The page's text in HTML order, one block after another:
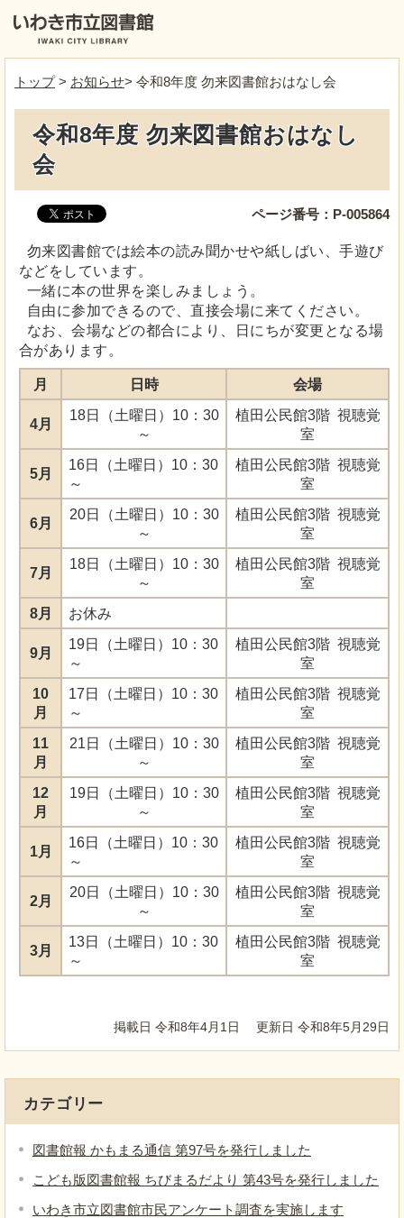
トップ> お知らせ> 令和8年度 勿来図書館おはなし会
令和8年度 勿来図書館おはなし
会
ページ番号：P-005864
勿来図書館では絵本の読み聞かせや紙しばい、手遊び
などをしています。
一緒に本の世界を楽しみましょう。
自由に参加できるので、直接会場に来てください。
なお、会場などの都合により、日にちが変更となる場
合があります。
月 日時 会場
4月
18日（土曜日）10：30
～
植田公民館3階 視聴覚
室
5月
16日（土曜日）10：30
～
植田公民館3階 視聴覚
室
6月
20日（土曜日）10：30
～
植田公民館3階 視聴覚
室
7月
18日（土曜日）10：30
～
植田公民館3階 視聴覚
室
8月
お休み
9月
19日（土曜日）10：30
～
植田公民館3階 視聴覚
室
10
月
17日（土曜日）10：30
～
植田公民館3階 視聴覚
室
11
月
21日（土曜日）10：30
～
植田公民館3階 視聴覚
室
12
月
19日（土曜日）10：30
～
植田公民館3階 視聴覚
室
1月
16日（土曜日）10：30
～
植田公民館3階 視聴覚
室
2月
20日（土曜日）10：30
～
植田公民館3階 視聴覚
室
3月
13日（土曜日）10：30
～
植田公民館3階 視聴覚
室
掲載日 令和8年4月1日 更新日 令和8年5月29日
カテゴリー
図書館報 かもまる通信 第97号を発行しました
こども版図書館報 ちびまるだより 第43号を発行しました
いわき市立図書館市民アンケート調査を実施します